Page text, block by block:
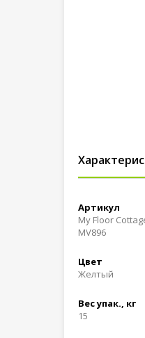
Артикул
My Floor
MV896
Цвет
Желтый
Вес упак., кг
15